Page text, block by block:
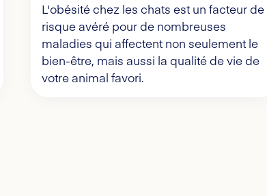
L'obésité chez les chats est un facteur de
risque avéré pour de nombreuses
maladies qui affectent non seulement le
bien-être, mais aussi la qualité de vie de
votre animal favori.